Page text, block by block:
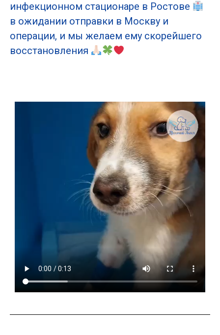
инфекционном стационаре в Ростове
в ожидании отправки в Москву и
операции, и мы желаем ему скорейшего
восстановления